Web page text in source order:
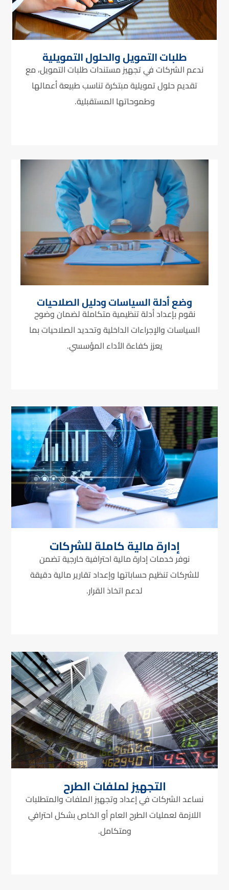
طلبات التمويل والحلول التمويلية
ندعم الشركات في تجهيز مستندات طلبات التمويل، مع
تقديم حلول تمويلية مبتكرة تناسب طبيعة أعمالها
وطموحاتها المستقبلية.
وضع أدلة السياسات ودليل الصلاحيات
نقوم بإعداد أدلة تنظيمية متكاملة لضمان وضوح
السياسات والإجراءات الداخلية وتحديد الصلاحيات بما
يعزز كفاءة الأداء المؤسسي.
إدارة مالية كاملة للشركات
نوفر خدمات إدارة مالية احترافية خارجية تضمن
للشركات تنظيم حساباتها وإعداد تقارير مالية دقيقة
لدعم اتخاذ القرار.
التجهيز لملفات الطرح
نساعد الشركات في إعداد وتجهيز الملفات والمتطلبات
اللازمة لعمليات الطرح العام أو الخاص بشكل احترافي
ومتكامل.